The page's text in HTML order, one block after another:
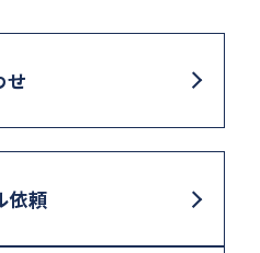
せ
依頼